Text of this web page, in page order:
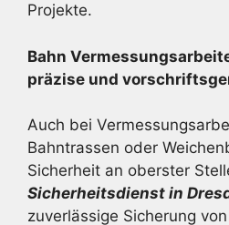
Projekte.
Bahn
präzise und
Auch bei
Bahntrassen oder
Sicherheit an oberster
Sicherheitsdienst in
zuverlässige Sicherung